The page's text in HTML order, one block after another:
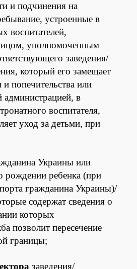
и подчинения на
устроенные в
воспитателей,
уполномоченным
заведения/
который его замещает
попечительства или
администрацией, в
воспитателя,
уход за детьми, при
Украины или
рождении ребенка (при
гражданина Украины)/
содержат сведения о
которых
позволит пересечение
границы;
заведения/